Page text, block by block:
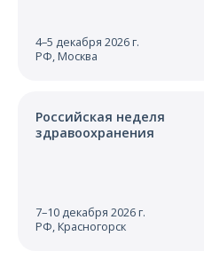
4–5 декабря 2026 г.
РФ, Москва
Российская неделя
здравоохранения
7–10 декабря 2026 г.
РФ, Красногорск